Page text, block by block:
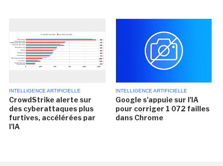
INTELLIGENCE ARTIFICIELLE
CrowdStrike alerte sur
des cyberattaques plus
furtives, accélérées par
l'IA
INTELLIGENCE ARTIFICIELLE
Google s'appuie sur l'IA
pour corriger 1 072 failles
dans Chrome